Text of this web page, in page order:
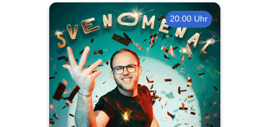
20:00 Uhr